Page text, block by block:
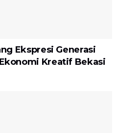
Ekspresi Generasi
Kreatif Bekasi